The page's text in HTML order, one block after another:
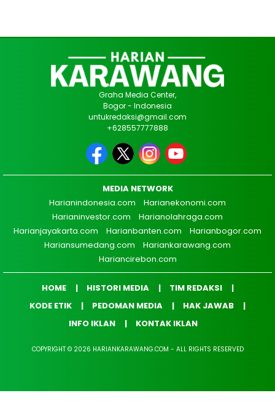
Graha Media Center,
Bogor - Indonesia
untukredaksi@gmail.com
+628557777888
MEDIA NETWORK
Harianindonesia.com
Harianekonomi.com
Harianinvestor.com
Harianolahraga.com
Harianjayakarta.com
Harianbanten.com
Harianbogor.com
Hariansumedang.com
Hariankarawang.com
Hariancirebon.com
HOME HISTORI MEDIA
TIM REDAKSI
KODE ETIK
PEDOMAN MEDIA
HAK JAWAB
INFO IKLAN
KONTAK IKLAN
COPYRIGHT © 2026 HARIANKARAWANG.COM - ALL RIGHTS RESERVED